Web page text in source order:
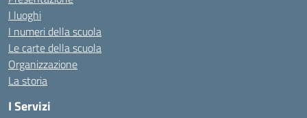
I luoghi
I numeri della scuola
Le carte della scuola
Organizzazione
La storia
I Servizi